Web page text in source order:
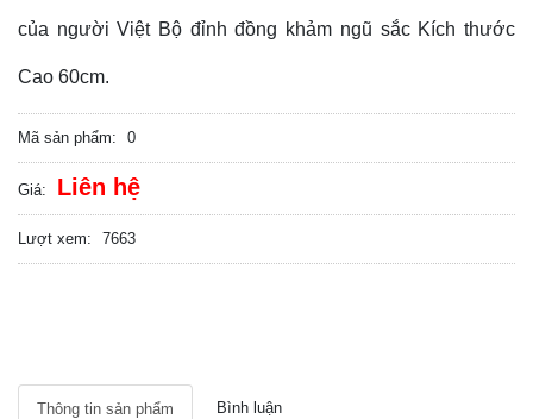
của người Việt Bộ đỉnh đồng khảm ngũ sắc Kích thước
Cao 60cm.
Mã sản phẩm: 0
Giá: Liên hệ
Lượt xem: 7663
Thông tin sản phẩm Bình luận